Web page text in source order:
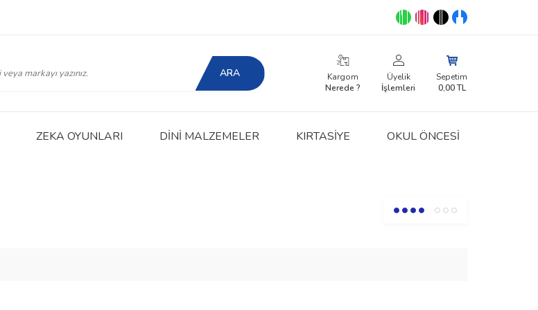
ARA
Kargom
Nerede ?
Üyelik
İşlemleri
Sepetim
0,00TL
ZEKA OYUNLARI DINI MALZEMELER KIRTASIYE OKUL ÖNCESİ